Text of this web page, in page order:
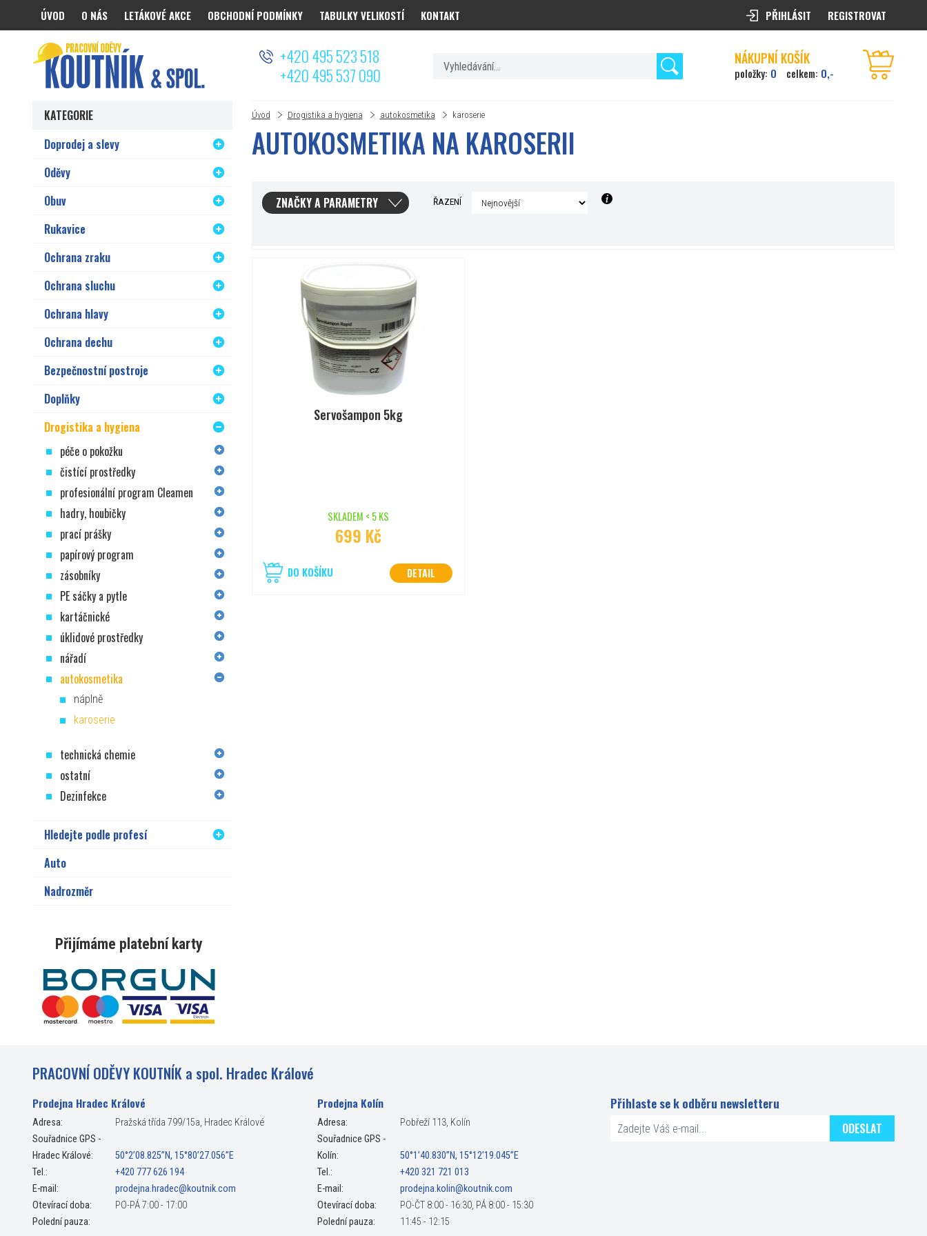
Koutnik.com
Úvod Drogistika a hygiena autokosmetika karoserie
AUTOKOSMETIKA NA KAROSERII
ZNAČKY A PARAMETRY ŘAZENÍ
Servošampon 5kg
SKLADEM < 5 KS
699 Kč
DETAIL
DO KOŠÍKU
KATEGORIE
Doprodej a slevy
Oděvy
Obuv
Rukavice
Ochrana zraku
Ochrana sluchu
Ochrana hlavy
Ochrana dechu
Bezpečnostní postroje
Doplňky
Drogistika a hygiena
péče o pokožku
čistící prostředky
profesionální program Cleamen
hadry, houbičky
prací prášky
papírový program
zásobníky
PE sáčky a pytle
kartáčnické
úklidové prostředky
nářadí
autokosmetika
náplně
karoserie
technická chemie
ostatní
Dezinfekce
Hledejte podle profesí
Auto
Nadrozměr
Přijímáme platební karty
ÚVOD O NÁS LETÁKOVÉ AKCE OBCHODNÍ PODMÍNKY TABULKY VELIKOSTÍ KONTAKT PŘIHLÁSIT REGISTROVAT
+420 495 523 518
+420 495 537 090
NÁKUPNÍ KOŠÍK
položky: 0 celkem: 0,-
PRACOVNÍ ODĚVY KOUTNÍK a spol. Hradec Králové
Prodejna Hradec Králové
Adresa:
Pražská třída 799/15a, Hradec Králové
Souřadnice GPS -
Hradec Králové:
50°2’08.825”N, 15°80’27.056”E
Tel.:
+420 777 626 194
E-mail:
prodejna.hradec@koutnik.com
Otevírací doba:
PO-PÁ 7:00 - 17:00
Polední pauza:
Prodejna Kolín
Adresa:
Pobřeží 113, Kolín
Souřadnice GPS -
Kolín:
50°1’40.830”N, 15°12’19.045”E
Tel.:
+420 321 721 013
E-mail:
prodejna.kolin@koutnik.com
Otevírací doba:
PO-ČT 8:00 - 16:30, PÁ 8:00 - 15:30
Polední pauza:
11:45 - 12:15
Přihlaste se k odběru newsletteru
ODESLAT